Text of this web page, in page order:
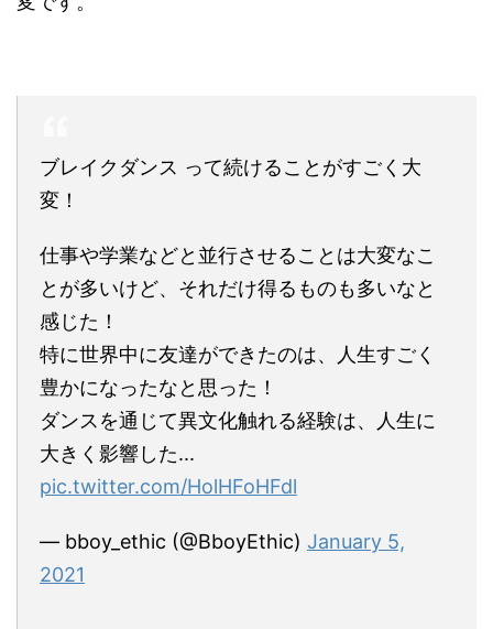
ブレイクダンス って続けることがすごく大
変！
仕事や学業などと並行させることは大変なこ
とが多いけど、それだけ得るものも多いなと
感じた！
特に世界中に友達ができたのは、人生すごく
豊かになったなと思った！
ダンスを通じて異文化触れる経験は、人生に
大きく影響した...
pic.twitter.com/HolHFoHFdl
— bboy_ethic (@BboyEthic) January 5,
2021